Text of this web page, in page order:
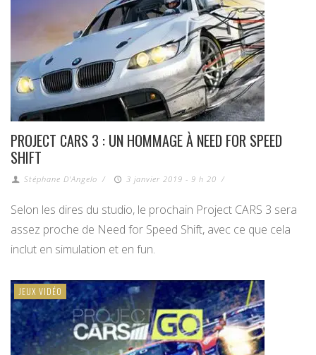
PROJECT CARS 3 : UN HOMMAGE À NEED FOR SPEED
SHIFT
Stéphane D'Angelo / 3 janvier 2019 - 9 h 20 /
Selon les dires du studio, le prochain Project CARS 3 sera
assez proche de Need for Speed Shift, avec ce que cela
inclut en simulation et en fun.
JEUX VIDÉO